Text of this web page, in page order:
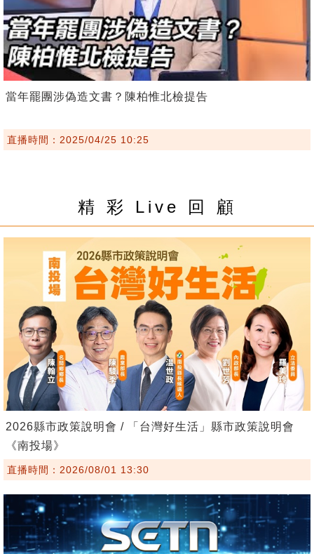
當年罷團涉偽造文書？陳柏惟北檢提告
直播時間：2025/04/25 10:25
精 彩 Live 回 顧
2026縣市政策說明會 / 「台灣好生活」縣市政策說明會
《南投場》
直播時間：2026/08/01 13:30